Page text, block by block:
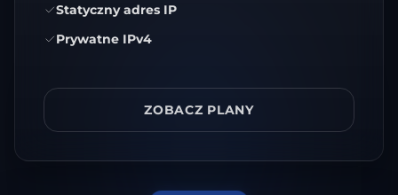
Statyczny adres IP
Prywatne IPv4
ZOBACZ PLANY